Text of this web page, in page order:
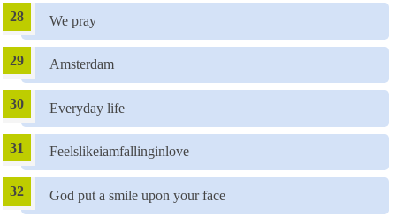
We pray
Amsterdam
Everyday life
Feelslikeiamfallinginlove
God put a smile upon your face